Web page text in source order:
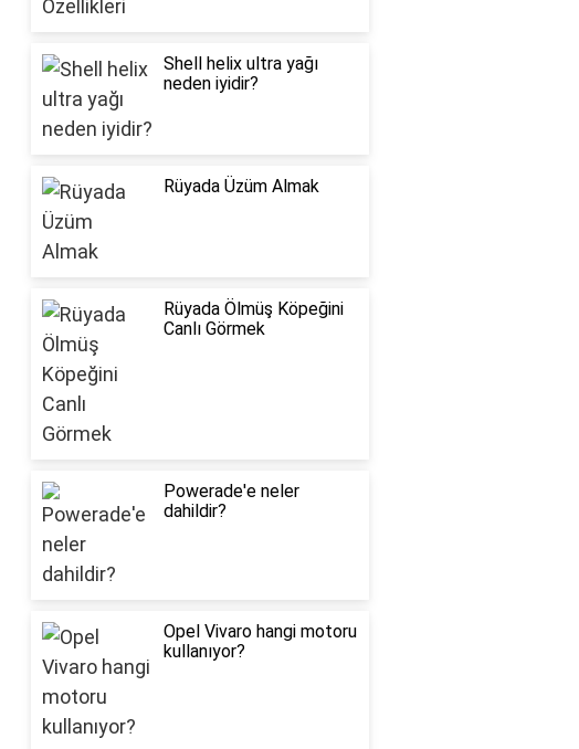
Shell helix ultra yağı
neden iyidir?
Rüyada Üzüm Almak
Rüyada Ölmüş Köpeğini
Canlı Görmek
Powerade'e neler
dahildir?
Opel Vivaro hangi motoru
kullanıyor?